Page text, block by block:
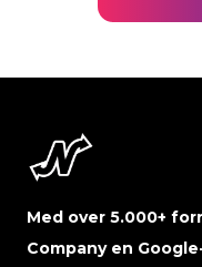
Med over 5.000+
Company en